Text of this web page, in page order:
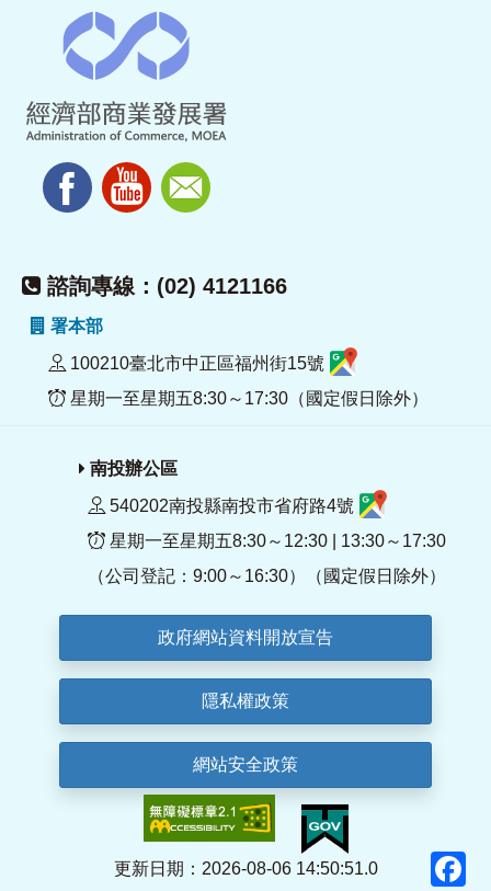
諮詢專線：(02) 4121166
署本部
100210臺北市中正區福州街15號
星期一至星期五8:30～17:30（國定假日除外）
南投辦公區
540202南投縣南投市省府路4號
星期一至星期五8:30～12:30 | 13:30～17:30
（公司登記：9:00～16:30）（國定假日除外）
政府網站資料開放宣告
隱私權政策
網站安全政策
更新日期：2026-08-06 14:50:51.0